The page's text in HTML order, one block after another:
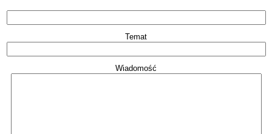
Temat
Wiadomość